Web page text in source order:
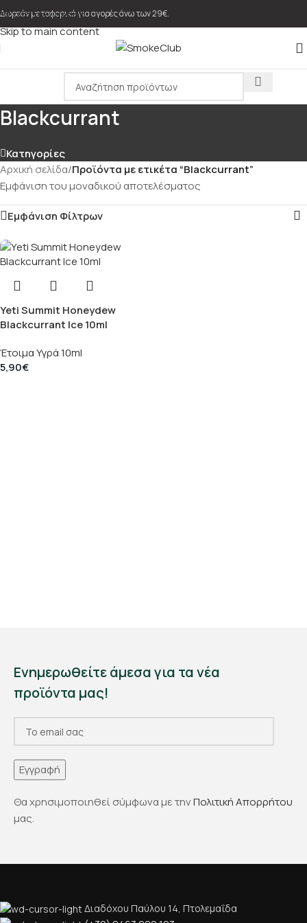
Skip to navigation
Skip to main content
Δωρεάν μεταφορικά για αγορές άνω των 29€.
Blackcurrant
Κατηγορίες
Αρχική σελίδα/Προϊόντα με ετικέτα “Blackcurrant”
Εμφάνιση του μοναδικού αποτελέσματος
Εμφάνιση Φίλτρων
Yeti Summit Honeydew
Blackcurrant Ice 10ml
Έτοιμα Υγρά 10ml
5,90€
Ενημερωθείτε άμεσα για τα νέα
προϊόντα μας!
Θα χρησιμοποιηθεί σύμφωνα με τηνΠολιτική Απορρήτου
μας.
Διαδόχου Παύλου 14, Πτολεμαΐδα